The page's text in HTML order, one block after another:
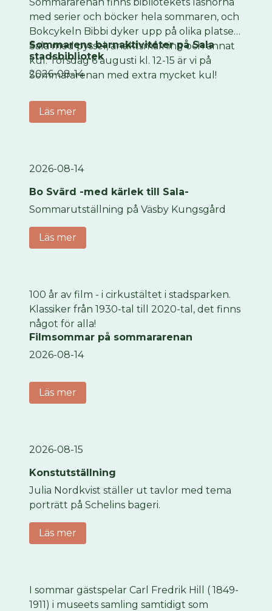
2026-08-14
Sommarens barnaktiviteter på Sala
stadsbibliotek
med serier och böcker hela sommaren, och
Bokcykeln Bibbi dyker upp på olika platser i
Sala med pyssel, ansiktsmålning och annat
kul. Torsdag 6 augusti kl. 12-15 är vi på
Sommararenan med extra mycket kul!
Läs mer
2026-08-14
Bo Svärd -med kärlek till Sala-
Sommarutställning på Väsby Kungsgård
Läs mer
2026-08-14
Filmsommar på sommararenan
100 år av film - i cirkustältet i stadsparken.
Klassiker från 1930-tal till 2020-tal, det finns
något för alla!
Läs mer
2026-08-15
Konstutställning
Julia Nordkvist ställer ut tavlor med tema
porträtt på Schelins bageri.
Läs mer
I sommar gästspelar Carl Fredrik Hill ( 1849-
1911) i museets samling samtidigt som